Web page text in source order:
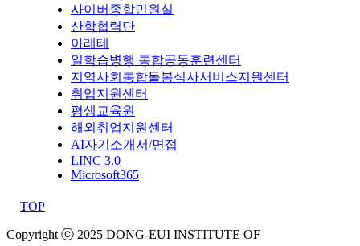
사이버종합민원실
산학협력단
아레테
일학습병행 통합공동훈련센터
지역사회통합돌봄식사서비스지원센터
취업지원센터
평생교육원
해외취업지원센터
AI자기소개서/면접
LINC 3.0
Microsoft365
TOP
Copyright ⓒ 2025 DONG-EUI INSTITUTE OF